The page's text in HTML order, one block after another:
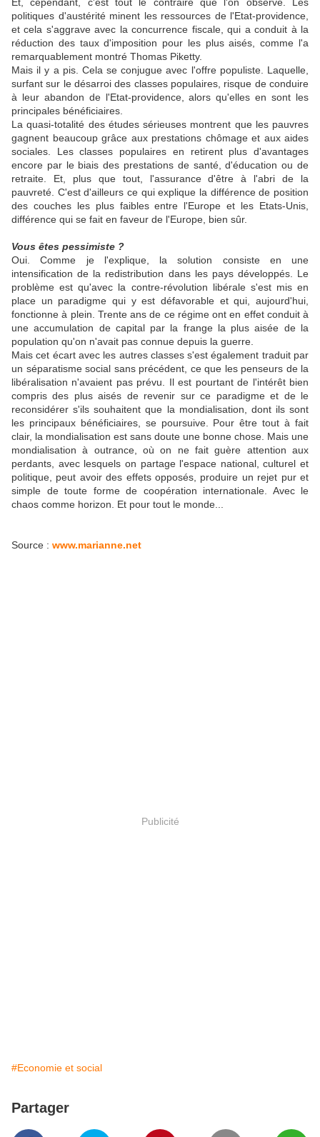
Et, cependant, c'est tout le contraire que l'on observe. Les
politiques d'austérité minent les ressources de l'Etat-providence,
et cela s'aggrave avec la concurrence fiscale, qui a conduit à la
réduction des taux d'imposition pour les plus aisés, comme l'a
remarquablement montré Thomas Piketty.
Mais il y a pis. Cela se conjugue avec l'offre populiste. Laquelle,
surfant sur le désarroi des classes populaires, risque de conduire
à leur abandon de l'Etat-providence, alors qu'elles en sont les
principales bénéficiaires.
La quasi-totalité des études sérieuses montrent que les pauvres
gagnent beaucoup grâce aux prestations chômage et aux aides
sociales. Les classes populaires en retirent plus d'avantages
encore par le biais des prestations de santé, d'éducation ou de
retraite. Et, plus que tout, l'assurance d'être à l'abri de la
pauvreté. C'est d'ailleurs ce qui explique la différence de position
des couches les plus faibles entre l'Europe et les Etats-Unis,
différence qui se fait en faveur de l'Europe, bien sûr.
Vous êtes pessimiste ?
Oui. Comme je l'explique, la solution consiste en une
intensification de la redistribution dans les pays développés. Le
problème est qu'avec la contre-révolution libérale s'est mis en
place un paradigme qui y est défavorable et qui, aujourd'hui,
fonctionne à plein. Trente ans de ce régime ont en effet conduit à
une accumulation de capital par la frange la plus aisée de la
population qu'on n'avait pas connue depuis la guerre.
Mais cet écart avec les autres classes s'est également traduit par
un séparatisme social sans précédent, ce que les penseurs de la
libéralisation n'avaient pas prévu. Il est pourtant de l'intérêt bien
compris des plus aisés de revenir sur ce paradigme et de le
reconsidérer s'ils souhaitent que la mondialisation, dont ils sont
les principaux bénéficiaires, se poursuive. Pour être tout à fait
clair, la mondialisation est sans doute une bonne chose. Mais une
mondialisation à outrance, où on ne fait guère attention aux
perdants, avec lesquels on partage l'espace national, culturel et
politique, peut avoir des effets opposés, produire un rejet pur et
simple de toute forme de coopération internationale. Avec le
chaos comme horizon. Et pour tout le monde...
Source : www.marianne.net
Publicité
#Economie et social
Partager